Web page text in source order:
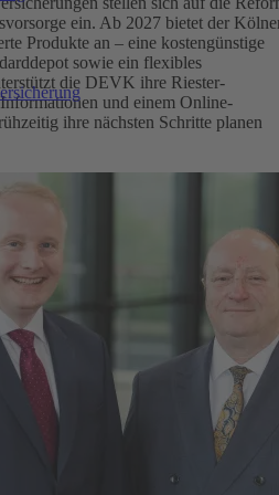
ein. Ab 2027 bietet der
Produkte an – eine kostengünstige
sowie ein flexibles
die DEVK ihre Riester-
und einem Online-
ihre nächsten Schritte planen